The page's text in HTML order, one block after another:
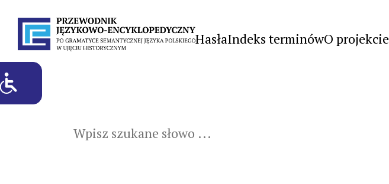
HasłaIndeks terminówO projekcie